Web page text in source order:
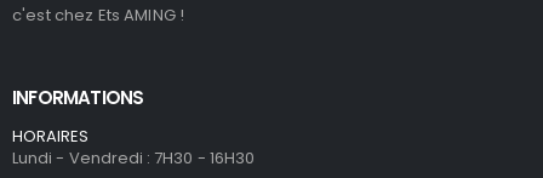
c'est chez Ets AMING !
INFORMATIONS
HORAIRES
Lundi - Vendredi : 7H30 - 16H30